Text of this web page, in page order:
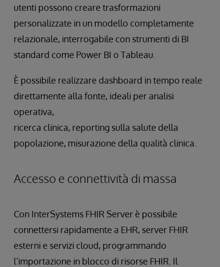
utenti possono creare trasformazioni
personalizzate in un modello completamente
relazionale, interrogabile con strumenti di BI
standard come Power BI o Tableau.
È possibile realizzare dashboard in tempo reale
direttamente alla fonte, ideali per analisi
operativa,
ricerca clinica, reporting sulla salute della
popolazione, misurazione della qualità clinica.
Accesso e connettività di massa
Con InterSystems FHIR Server è possibile
connettersi rapidamente a EHR, server FHIR
esterni e servizi cloud, programmando
l’importazione in blocco di risorse FHIR. Il